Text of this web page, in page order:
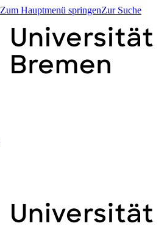
Zum Hauptmenü springenZur Suche